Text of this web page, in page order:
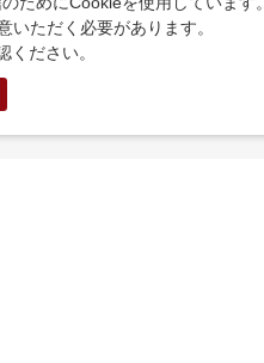
ただく必要があります。
ください。